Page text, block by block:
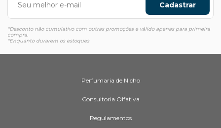
Cadastrar
*Desconto não cumulativo com outras promoções e válido apenas para primeira
compra.
*Enquanto durarem os estoques
Perfumaria de Nicho
Consultoria Olfativa
Regulamentos